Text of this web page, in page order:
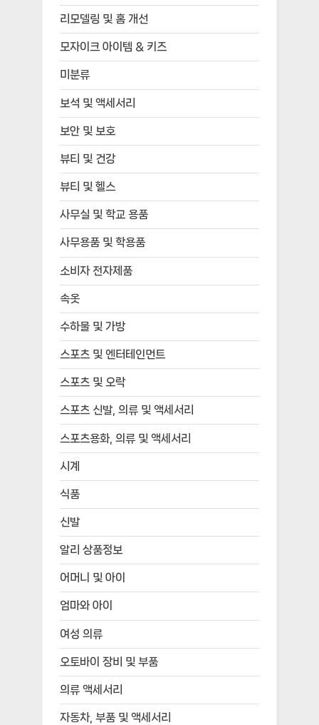
리모델링 및 홈 개선
모자이크 아이템 & 키즈
미분류
보석 및 액세서리
보안 및 보호
뷰티 및 건강
뷰티 및 헬스
사무실 및 학교 용품
사무용품 및 학용품
소비자 전자제품
속옷
수하물 및 가방
스포츠 및 엔터테인먼트
스포츠 및 오락
스포츠 신발, 의류 및 액세서리
스포츠용화, 의류 및 액세서리
시계
식품
신발
알리 상품정보
어머니 및 아이
엄마와 아이
여성 의류
오토바이 장비 및 부품
의류 액세서리
자동차, 부품 및 액세서리